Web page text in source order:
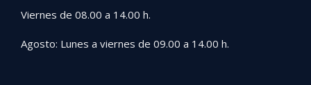
Viernes de 08.00 a 14.00 h.
Agosto: Lunes a viernes de 09.00 a 14.00 h.